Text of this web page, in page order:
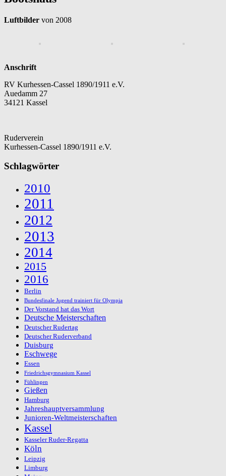
Luftbilder von 2008
Anschrift
RV Kurhessen-Cassel 1890/1911 e.V.
Auedamm 27
34121 Kassel
Ruderverein
Kurhessen-Cassel 1890/1911 e.V.
Schlagwörter
2010
2011
2012
2013
2014
2015
2016
Berlin
Bundesfinale Jugend trainiert für Olympia
Der Vorstand hat das Wort
Deutsche Meisterschaften
Deutscher Rudertag
Deutscher Ruderverband
Duisburg
Eschwege
Essen
Friedrichsgymnasium Kassel
Fühlingen
Gießen
Hamburg
Jahreshauptversammlung
Junioren-Weltmeisterschaften
Kassel
Kasseler Ruder-Regatta
Köln
Leipzig
Limburg